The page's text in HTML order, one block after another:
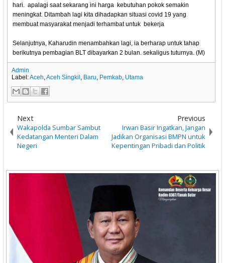
hari. apalagi saat sekarang ini harga kebutuhan pokok semakin
meningkat. Ditambah lagi kita dihadapkan situasi covid 19 yang
membuat masyarakat menjadi terhambat untuk bekerja
Selanjutnya, Kaharudin menambahkan lagi, ia berharap untuk tahap
berikutnya pembagian BLT dibayarkan 2 bulan. sekaligus tuturnya. (M)
Admin
Label:Aceh,Aceh Singkil , Baru, Pemkab, Utama
Next
Wakapolda Sumbar Sambut
Kedatangan Menteri Dalam
Negeri
Previous
Irwan Basir Ingatkan, Jangan
Jadikan Organisasi BMPN untuk
Kepentingan Pribadi dan Politik